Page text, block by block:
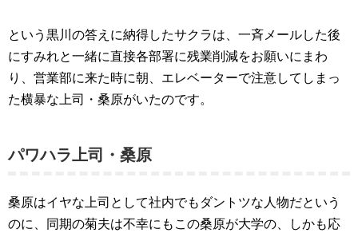
という黒川の答えに納得したサクラは、一斉メールした後
にすみれと一緒に直接各部署に残業削減をお願いにまわ
り、営業部に来た時に朝、エレベーターで注意してしまっ
た横暴な上司・桑原がいたのです。
パワハラ上司・桑原
桑原はイヤな上司として社内でもダントツな人物だという
のに、同期の菊夫は不幸にもこの桑原が大学の、しかも応